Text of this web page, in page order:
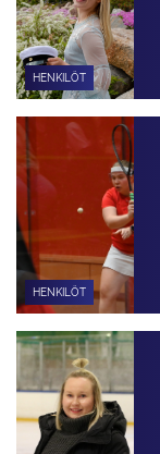
HENKILÖT
HENKILÖT